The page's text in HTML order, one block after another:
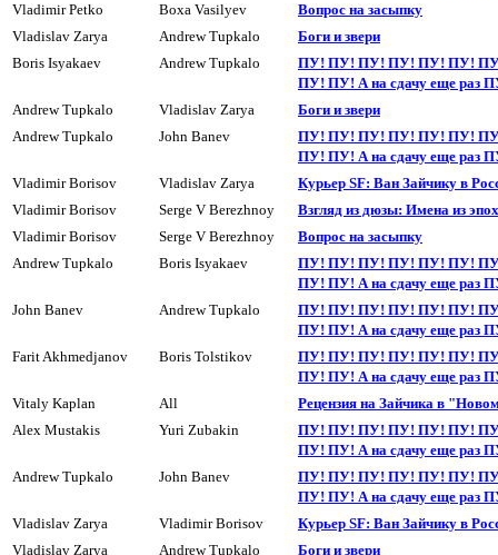
Vladimir Petko
Boxa Vasilyev
Вопpос на засыпкy
Vladislav Zarya
Andrew Tupkalo
Боги и звери
Boris Isyakaev
Andrew Tupkalo
ПУ! ПУ! ПУ! ПУ! ПУ! ПУ!
ПУ! ПУ! А на сдачy еще раз
Andrew Tupkalo
Vladislav Zarya
Боги и звери
Andrew Tupkalo
John Banev
ПУ! ПУ! ПУ! ПУ! ПУ! ПУ!
ПУ! ПУ! А на сдачy еще раз
Vladimir Borisov
Vladislav Zarya
Курьер SF: Ван Зайчику в
Vladimir Borisov
Serge V Berezhnoy
Взгляд из дюзы: Имена из
Vladimir Borisov
Serge V Berezhnoy
Вопpос на засыпкy
Andrew Tupkalo
Boris Isyakaev
ПУ! ПУ! ПУ! ПУ! ПУ! ПУ!
ПУ! ПУ! А на сдачy еще раз
John Banev
Andrew Tupkalo
ПУ! ПУ! ПУ! ПУ! ПУ! ПУ!
ПУ! ПУ! А на сдачy еще раз
Farit Akhmedjanov
Boris Tolstikov
ПУ! ПУ! ПУ! ПУ! ПУ! ПУ!
ПУ! ПУ! А на сдачy еще раз
Vitaly Kaplan
All
Рецензия на Зайчика в
Alex Mustakis
Yuri Zubakin
ПУ! ПУ! ПУ! ПУ! ПУ! ПУ!
ПУ! ПУ! А на сдачу еще раз
Andrew Tupkalo
John Banev
ПУ! ПУ! ПУ! ПУ! ПУ! ПУ!
ПУ! ПУ! А на сдачy еще раз
Vladislav Zarya
Vladimir Borisov
Курьер SF: Ван Зайчику в
Vladislav Zarya
Andrew Tupkalo
Боги и звери